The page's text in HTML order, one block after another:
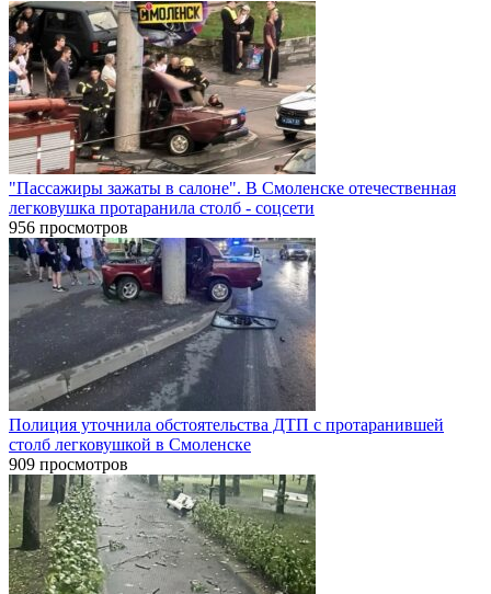
"Пассажиры зажаты в салоне". В Смоленске отечественная
легковушка протаранила столб - соцсети
956 просмотров
Полиция уточнила обстоятельства ДТП с протаранившей
столб легковушкой в Смоленске
909 просмотров